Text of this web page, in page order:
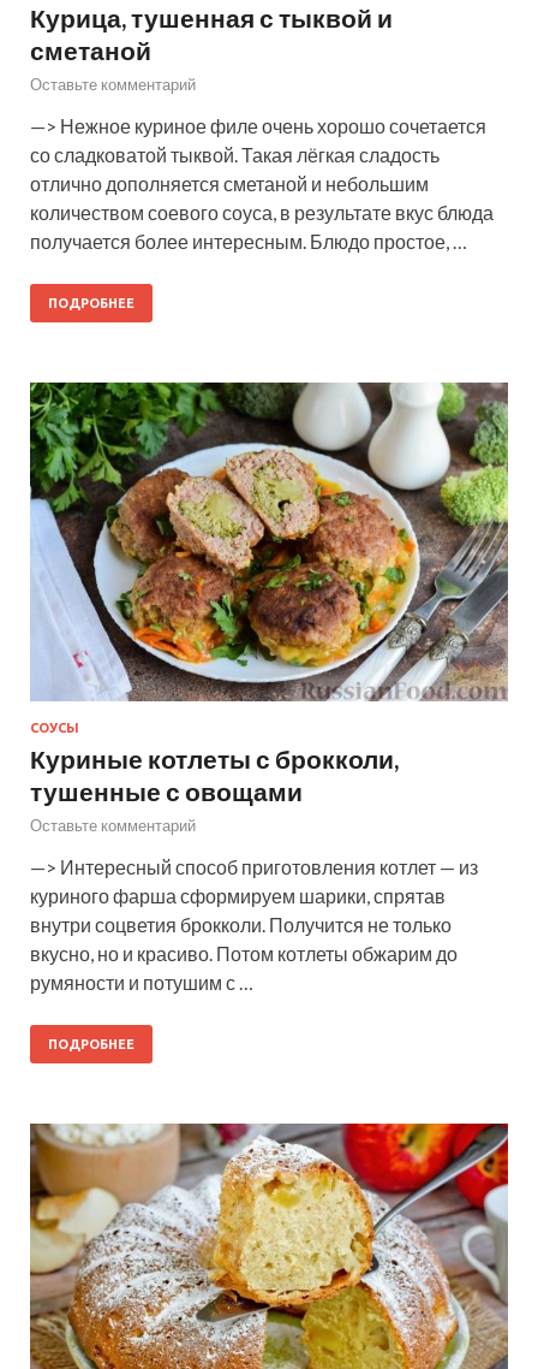
Курица, тушенная с тыквой и
сметаной
Оставьте комментарий
—> Нежное куриное филе очень хорошо сочетается
со сладковатой тыквой. Такая лёгкая сладость
отлично дополняется сметаной и небольшим
количеством соевого соуса, в результате вкус блюда
получается более интересным. Блюдо простое, …
ПОДРОБНЕЕ
СОУСЫ
Куриные котлеты с брокколи,
тушенные с овощами
Оставьте комментарий
—> Интересный способ приготовления котлет — из
куриного фарша сформируем шарики, спрятав
внутри соцветия брокколи. Получится не только
вкусно, но и красиво. Потом котлеты обжарим до
румяности и потушим с …
ПОДРОБНЕЕ